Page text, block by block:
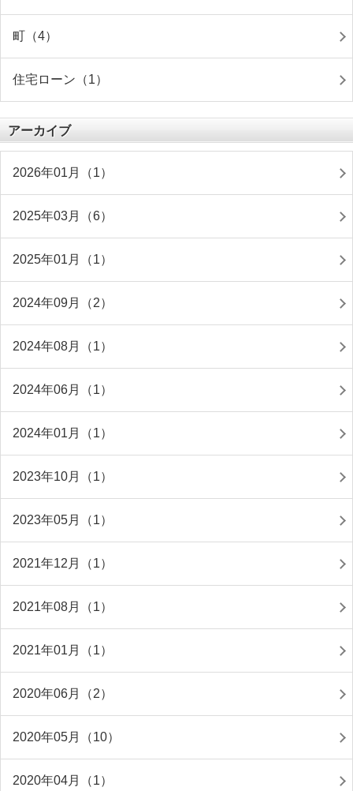
町（4）
住宅ローン（1）
アーカイブ
2026年01月（1）
2025年03月（6）
2025年01月（1）
2024年09月（2）
2024年08月（1）
2024年06月（1）
2024年01月（1）
2023年10月（1）
2023年05月（1）
2021年12月（1）
2021年08月（1）
2021年01月（1）
2020年06月（2）
2020年05月（10）
2020年04月（1）